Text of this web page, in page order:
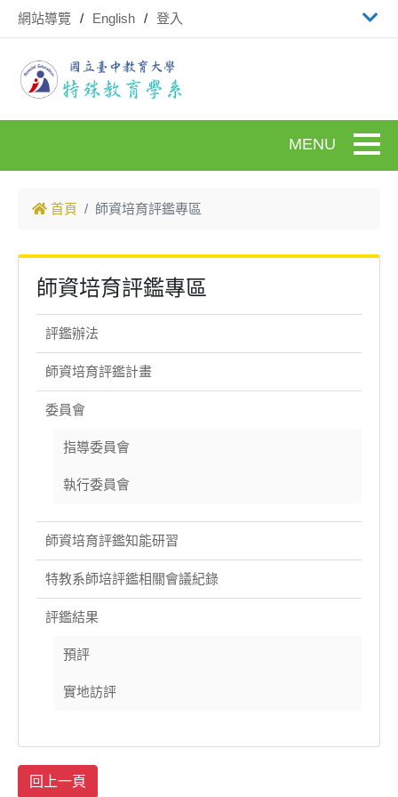
跳到主要內容
網站導覽 English 登入
首頁 師資培育評鑑專區
師資培育評鑑專區
評鑑辦法
師資培育評鑑計畫
委員會
指導委員會
執行委員會
師資培育評鑑知能研習
特教系師培評鑑相關會議紀錄
評鑑結果
預評
實地訪評